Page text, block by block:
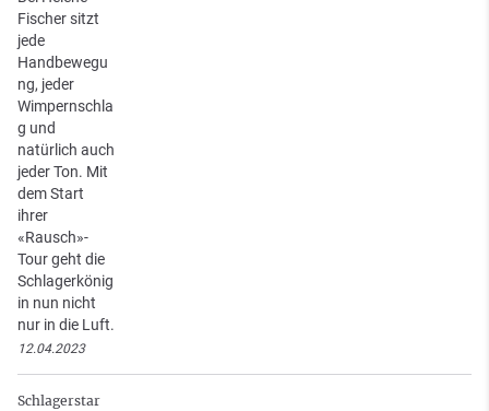
Fischer sitzt
jede
Handbewegu
ng, jeder
Wimpernschla
g und
natürlich auch
jeder Ton. Mit
dem Start
ihrer
«Rausch»-
Tour geht die
Schlagerkönig
in nun nicht
nur in die Luft.
12.04.2023
Schlagerstar